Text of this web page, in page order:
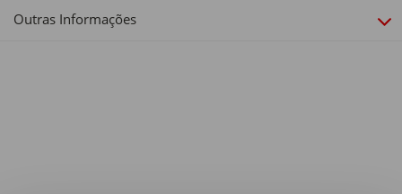
Alergénios:
Contém sulfitos.
Outras Informações